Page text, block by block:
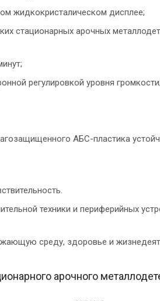
жидкокристалическом дисплее;
стационарных арочных
регулировкой уровня громкости;
АБС-пластика
техники и периферийных
среду, здоровье и
арочного